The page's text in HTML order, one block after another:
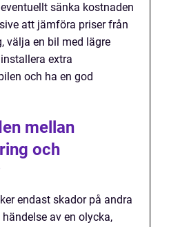
sänka kostnaden
att jämföra priser från
välja en bil med lägre
extra
och ha en god
mellan
och
endast skador på andra
av en olycka,